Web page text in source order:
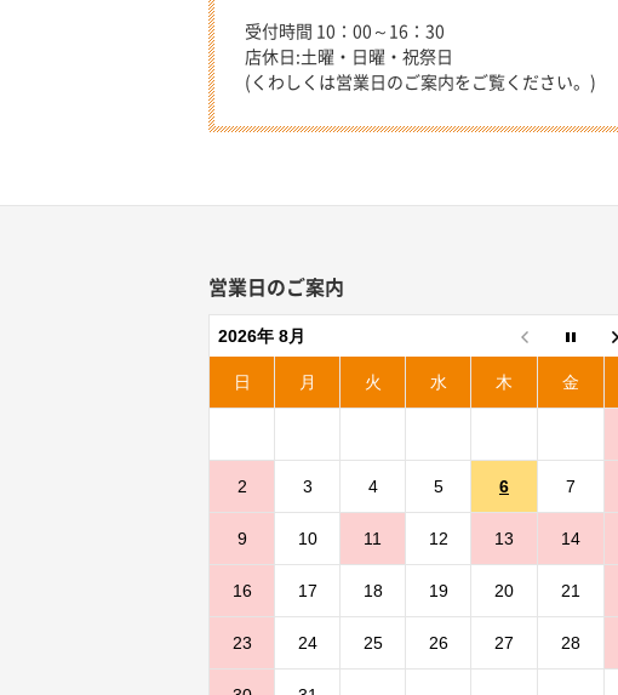
受付時間 10：00～16：30
店休日:土曜・日曜・祝祭日
(くわしくは営業日のご案内をご覧ください。)
営業日のご案内
2026年 8月
日 月 火 水 木 金
2 3 4 5 6 7
9 10 11 12 13 14
16 17 18 19 20 21
23 24 25 26 27 28